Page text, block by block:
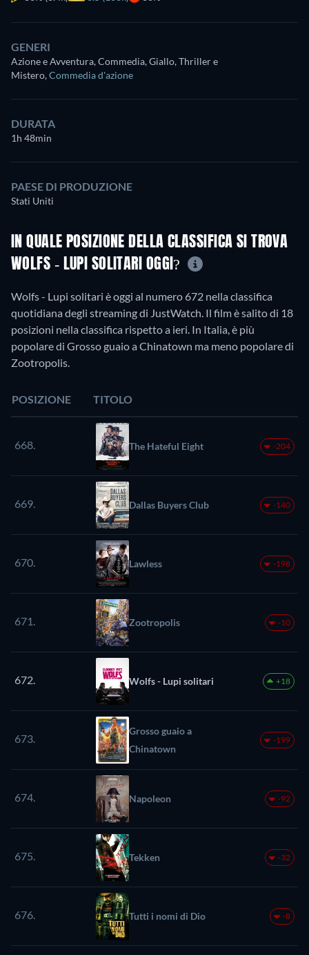
GENERI
Azione e Avventura, Commedia, Giallo, Thriller e
Mistero,Commedia d'azione
DURATA
1h 48min
PAESE DI PRODUZIONE
Stati Uniti
IN QUALE POSIZIONE DELLA CLASSIFICA SI TROVA
WOLFS - LUPI SOLITARI OGGI?
Wolfs - Lupi solitari è oggi al numero 672 nella classifica
quotidiana degli streaming di JustWatch. Il film è salito di 18
posizioni nella classifica rispetto a ieri. In Italia, è più
popolare di Grosso guaio a Chinatown ma meno popolare di
Zootropolis.
POSIZIONE TITOLO
668. The Hateful Eight -204
669. Dallas Buyers Club -140
670. Lawless -198
671. Zootropolis -10
672. Wolfs - Lupi solitari +18
673.
Grosso guaio a
Chinatown
-199
674. Napoleon -92
675. Tekken -32
676. Tutti i nomi di Dio -8